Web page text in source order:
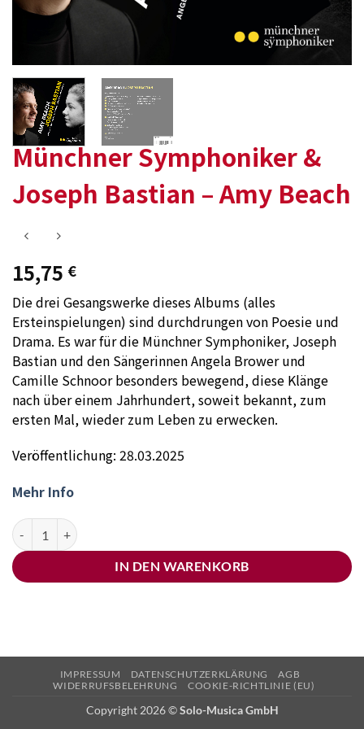
Münchner Symphoniker &
Joseph Bastian – Amy Beach
15,75 €
Die drei Gesangswerke dieses Albums (alles
Ersteinspielungen) sind durchdrungen von Poesie und
Drama. Es war für die Münchner Symphoniker, Joseph
Bastian und den Sängerinnen Angela Brower und
Camille Schnoor besonders bewegend, diese Klänge
nach über einem Jahrhundert, soweit bekannt, zum
ersten Mal, wieder zum Leben zu erwecken.
Veröffentlichung: 28.03.2025
Mehr Info
Münchner Symphoniker & Joseph Bastian - Amy Beach Menge
IN DEN WARENKORB
IMPRESSUM DATENSCHUTZERKLÄRUNG
AGB
WIDERRUFSBELEHRUNG
COOKIE-RICHTLINIE (EU)
Copyright 2026 ©Solo-Musica GmbH